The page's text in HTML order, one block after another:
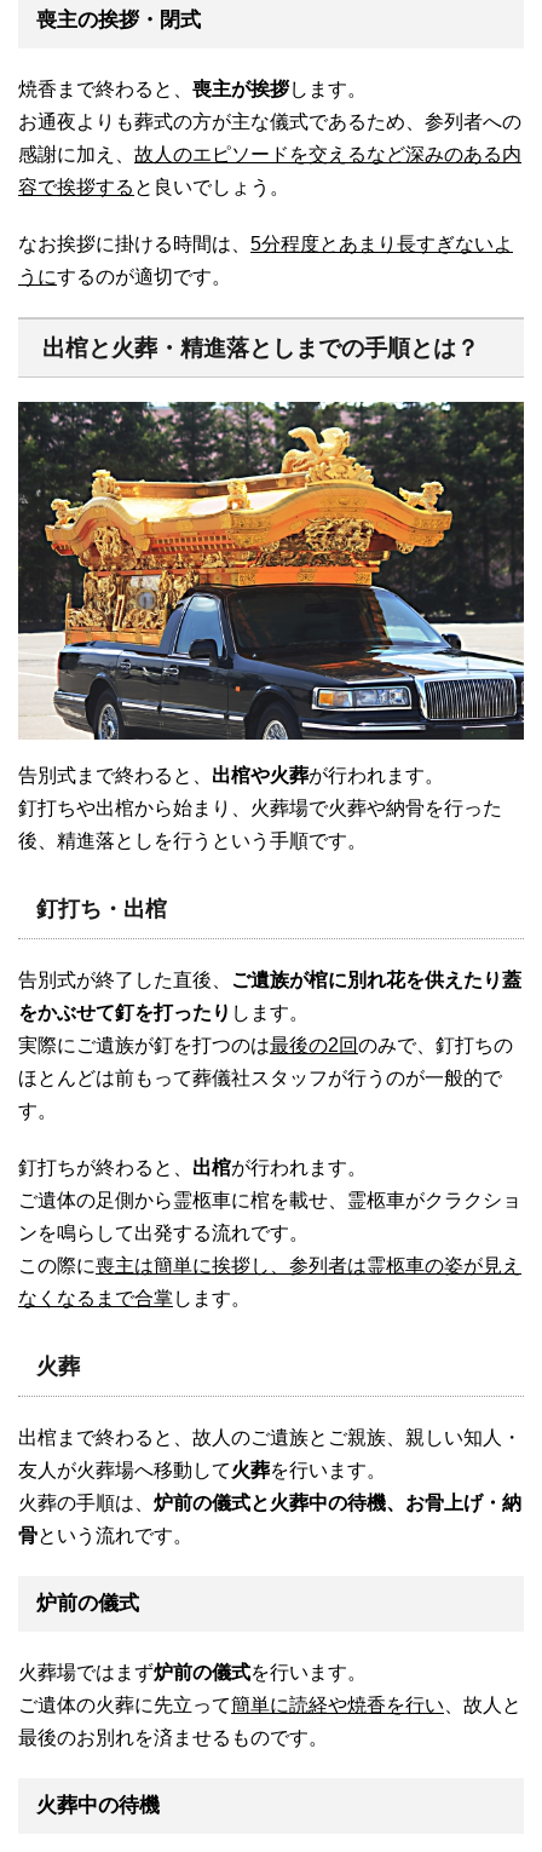
喪主の挨拶・閉式
焼香まで終わると、 喪主が挨拶します。
お通夜よりも葬式の方が主な儀式であるため、参列者への
感謝に加え、 故人のエピソードを交えるなど深みのある内
容で挨拶する と良いでしょう。
なお挨拶に掛ける時間は、 5分程度とあまり長すぎないよ
うにするのが適切です。
出棺と火葬・精進落としまでの手順とは？
告別式まで終わると、 出棺や火葬が行われます。
釘打ちや出棺から始まり、火葬場で火葬や納骨を行った
後、精進落としを行うという手順です。
釘打ち・出棺
告別式が終了した直後、 ご遺族が棺に別れ花を供えたり蓋
をかぶせて釘を打ったり します。
実際にご遺族が釘を打つのは最後の2回のみで、釘打ちの
ほとんどは前もって葬儀社スタッフが行うのが一般的で
す。
釘打ちが終わると、 出棺が行われます。
ご遺体の足側から霊柩車に棺を載せ、霊柩車がクラクショ
ンを鳴らして出発する流れです。
この際に喪主は簡単に挨拶し、参列者は霊柩車の姿が見え
なくなるまで合掌します。
火葬
出棺まで終わると、故人のご遺族とご親族、親しい知人・
友人が火葬場へ移動して火葬を行います。
火葬の手順は、 炉前の儀式と火葬中の待機、お骨上げ・納
骨という流れです。
炉前の儀式
火葬場ではまず炉前の儀式を行います。
ご遺体の火葬に先立って簡単に読経や焼香を行い 、故人と
最後のお別れを済ませるものです。
火葬中の待機